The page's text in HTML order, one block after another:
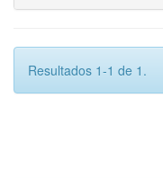
Resultados 1-1 de 1.